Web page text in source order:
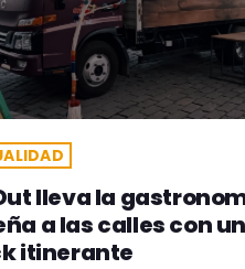
lleva la
a las calles con
itinerante